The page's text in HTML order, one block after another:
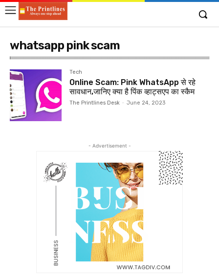
whatsapp pink scam
Tech
Online Scam: Pink WhatsApp से रहे
सावधान,जानिए क्या है पिंक व्हाट्सएप का स्कैम
The Printlines Desk - June 24, 2023
- Advertisement -